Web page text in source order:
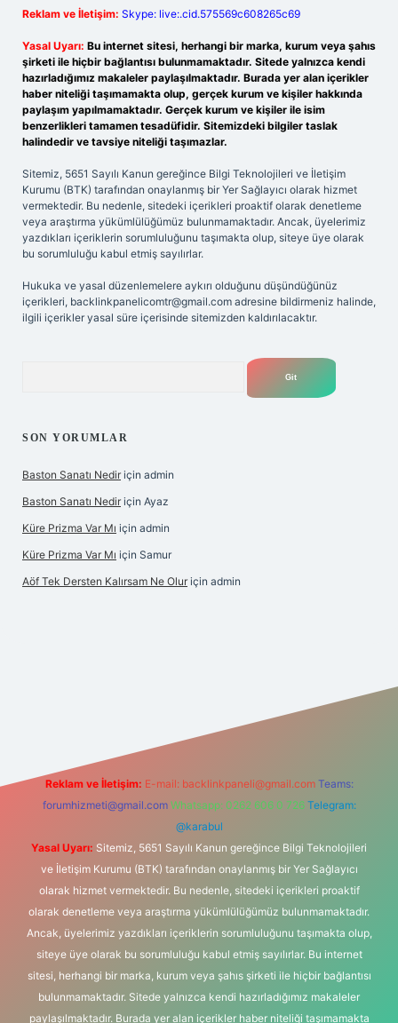
Reklam ve İletişim: Skype: live:.cid.575569c608265c69
Yasal Uyarı: Bu internet sitesi, herhangi bir marka, kurum veya şahıs
şirketi ile hiçbir bağlantısı bulunmamaktadır. Sitede yalnızca kendi
hazırladığımız makaleler paylaşılmaktadır. Burada yer alan içerikler
haber niteliği taşımamakta olup, gerçek kurum ve kişiler hakkında
paylaşım yapılmamaktadır. Gerçek kurum ve kişiler ile isim
benzerlikleri tamamen tesadüfidir. Sitemizdeki bilgiler taslak
halindedir ve tavsiye niteliği taşımazlar.
Sitemiz, 5651 Sayılı Kanun gereğince Bilgi Teknolojileri ve İletişim
Kurumu (BTK) tarafından onaylanmış bir Yer Sağlayıcı olarak hizmet
vermektedir. Bu nedenle, sitedeki içerikleri proaktif olarak denetleme
veya araştırma yükümlülüğümüz bulunmamaktadır. Ancak, üyelerimiz
yazdıkları içeriklerin sorumluluğunu taşımakta olup, siteye üye olarak
bu sorumluluğu kabul etmiş sayılırlar.
Hukuka ve yasal düzenlemelere aykırı olduğunu düşündüğünüz
içerikleri, backlinkpanelicomtr@gmail.com adresine bildirmeniz halinde,
ilgili içerikler yasal süre içerisinde sitemizden kaldırılacaktır.
SON YORUMLAR
Baston Sanatı Nedir için admin
Baston Sanatı Nedir için Ayaz
Küre Prizma Var Mı için admin
Küre Prizma Var Mı için Samur
Aöf Tek Dersten Kalırsam Ne Olur için admin
Reklam ve İletişim: E-mail: backlinkpaneli@gmail.com Teams:
forumhizmeti@gmail.com Whatsapp: 0262 606 0 726 Telegram:
@karabul
Yasal Uyarı: Sitemiz, 5651 Sayılı Kanun gereğince Bilgi Teknolojileri
ve İletişim Kurumu (BTK) tarafından onaylanmış bir Yer Sağlayıcı
olarak hizmet vermektedir. Bu nedenle, sitedeki içerikleri proaktif
olarak denetleme veya araştırma yükümlülüğümüz bulunmamaktadır.
Ancak, üyelerimiz yazdıkları içeriklerin sorumluluğunu taşımakta olup,
siteye üye olarak bu sorumluluğu kabul etmiş sayılırlar. Bu internet
sitesi, herhangi bir marka, kurum veya şahıs şirketi ile hiçbir bağlantısı
bulunmamaktadır. Sitede yalnızca kendi hazırladığımız makaleler
paylaşılmaktadır. Burada yer alan içerikler haber niteliği taşımamakta